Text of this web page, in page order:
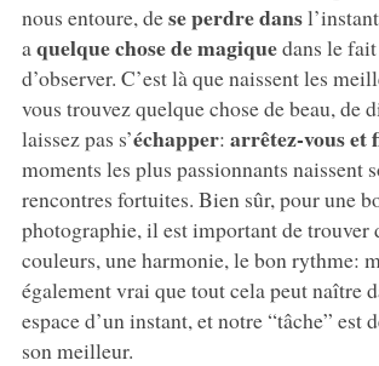
nous entoure, dese perdre dans
a quelque chose de magiquedans le fait
d’observer. C’est là que naissent les
vous trouvez quelque chose de beau, de
laissez pas s’échapper: arrêtez-vous et
moments les plus passionnants naissent
rencontres fortuites. Bien sûr, pour une
photographie, il est important de trouver
couleurs, une harmonie, le bon rythme:
également vrai que tout cela peut naître
espace d’un instant, et notre “tâche” est
son meilleur.